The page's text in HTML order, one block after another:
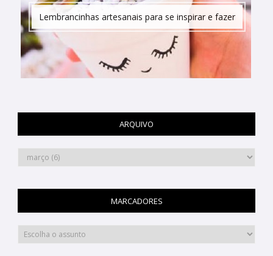
Lembrancinhas artesanais para se inspirar e fazer
ARQUIVO
MARCADORES